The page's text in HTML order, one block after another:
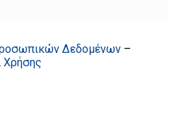
Δεδομένων –
Χρήσης